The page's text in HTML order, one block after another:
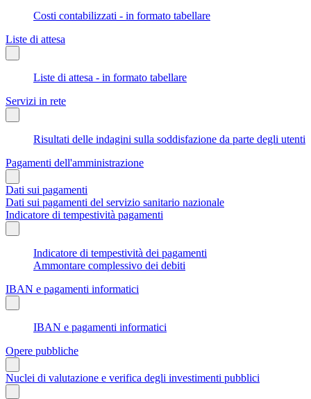
Costi contabilizzati - in formato tabellare
Liste di attesa
Liste di attesa - in formato tabellare
Servizi in rete
Risultati delle indagini sulla soddisfazione da parte degli utenti
Pagamenti dell'amministrazione
Dati sui pagamenti
Dati sui pagamenti del servizio sanitario nazionale
Indicatore di tempestività pagamenti
Indicatore di tempestività dei pagamenti
Ammontare complessivo dei debiti
IBAN e pagamenti informatici
IBAN e pagamenti informatici
Opere pubbliche
Nuclei di valutazione e verifica degli investimenti pubblici